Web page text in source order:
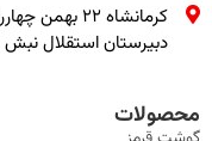
کرمانشاه ۲۲
دبیرستان استقلال نبش کوی ۱۲۷ خانه
محصولات